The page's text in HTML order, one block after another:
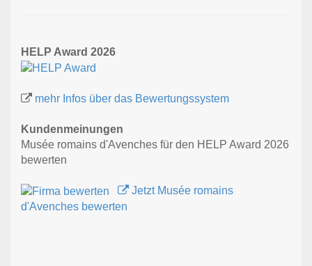
HELP Award 2026
mehr Infos über das Bewertungssystem
Kundenmeinungen
Musée romains d'Avenches für den HELP Award 2026
bewerten
Jetzt Musée romains
d'Avenches bewerten